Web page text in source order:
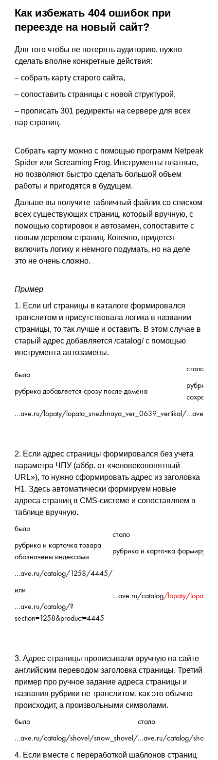
Как избежать 404 ошибок при
переезде на новый сайт?
Для того чтобы не потерять аудиторию, нужно
сделать вполне конкретные действия:
– собрать карту старого сайта,
– сопоставить страницы с новой структурой,
– прописать 301 редиректы на сервере для всех
пар страниц.
Собрать карту можно с помощью программ Netpeak
Spider или Screaming Frog. Инструменты платные,
но позволяют быстро сделать большой объем
работы и пригодятся в будущем.
Дальше вы получите табличный файлик со списком
всех существующих страниц, который вручную, с
помощью сортировок и автозамен, сопоставите с
новым деревом страниц. Конечно, придется
включить логику и немного подумать, но на деле
это не очень сложно.
Пример
1. Если url страницы в каталоге формировался
транслитом и присутствовала логика в названии
страницы, то так лучше и оставить. В этом случае в
старый адрес добавляется /catalog/ с помощью
инструмента автозамены.
было
рубрика добавляется сразу после домена
стало
рубрика
...ave.ru/lopaty/lopata_snezhnaya_ver_0639_vertikal/...ave.ru
2. Если адрес страницы формировался без учета
параметра ЧПУ (аббр. от «человекопонятный
URL»), то нужно сформировать адрес из заголовка
H1. Здесь автоматически формируем новые
адреса страниц в CMS-системе и сопоставляем в
таблице вручную.
было
рубрика и карточка товара
обозначены индексами
стало
рубрика и карточка
...ave.ru/catalog/1258/4445/
или
...ave.ru/catalog/?
section=1258&product=4445
...ave.ru/catalog/lopaty/
3. Адрес страницы прописывали вручную на сайте
английским переводом заголовка страницы. Третий
пример про ручное задание адреса страницы и
названия рубрики не транслитом, как это обычно
происходит, а произвольными символами.
было стало
...ave.ru/catalog/shovel/snow_shovel/...ave.ru/catalog/
4. Если вместе с переработкой шаблонов страниц